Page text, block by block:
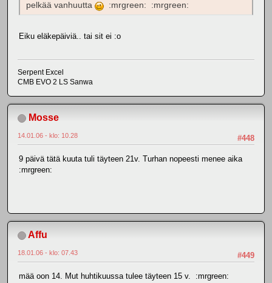
pelkää vanhuutta
:mrgreen: :mrgreen:
Eiku eläkepäiviä.. tai sit ei :o
Serpent Excel
CMB EVO 2 LS Sanwa
Mosse
#448
14.01.06 - klo: 10.28
9 päivä tätä kuuta tuli täyteen 21v. Turhan nopeesti menee aika
:mrgreen:
Affu
#449
18.01.06 - klo: 07.43
mää oon 14. Mut huhtikuussa tulee täyteen 15 v. :mrgreen: